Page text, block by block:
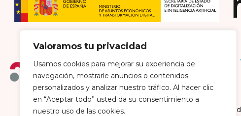
Valoramos tu privacidad
Usamos cookies para mejorar su experiencia de
navegación, mostrarle anuncios o contenidos
personalizados y analizar nuestro tráfico. Al hacer clic
en “Aceptar todo” usted da su consentimiento a
nuestro uso de las cookies.
Política de envío y devoluciones Política de privacidad